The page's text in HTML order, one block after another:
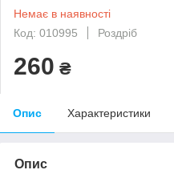
Немає в наявності
Код: 010995
Роздріб
260 ₴
Опис Характеристики
Опис